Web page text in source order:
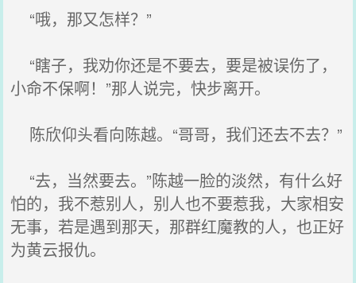
“哦，那又怎样？”
“瞎子，我劝你还是不要去，要是被误伤了，
小命不保啊！”那人说完，快步离开。
陈欣仰头看向陈越。“哥哥，我们还去不去？”
“去，当然要去。”陈越一脸的淡然，有什么好
怕的，我不惹别人，别人也不要惹我，大家相安
无事，若是遇到那天，那群红魔教的人，也正好
为黄云报仇。